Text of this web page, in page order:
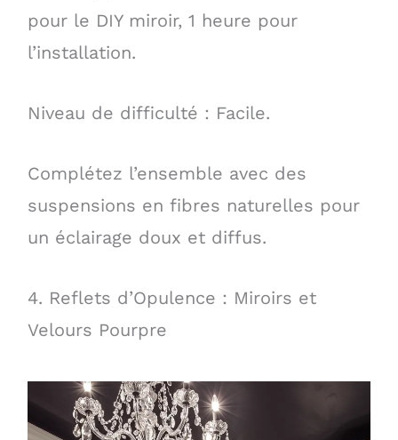
pour le DIY miroir, 1 heure pour
l’installation.
Niveau de difficulté : Facile.
Complétez l’ensemble avec des
suspensions en fibres naturelles pour
un éclairage doux et diffus.
4. Reflets d’Opulence : Miroirs et
Velours Pourpre